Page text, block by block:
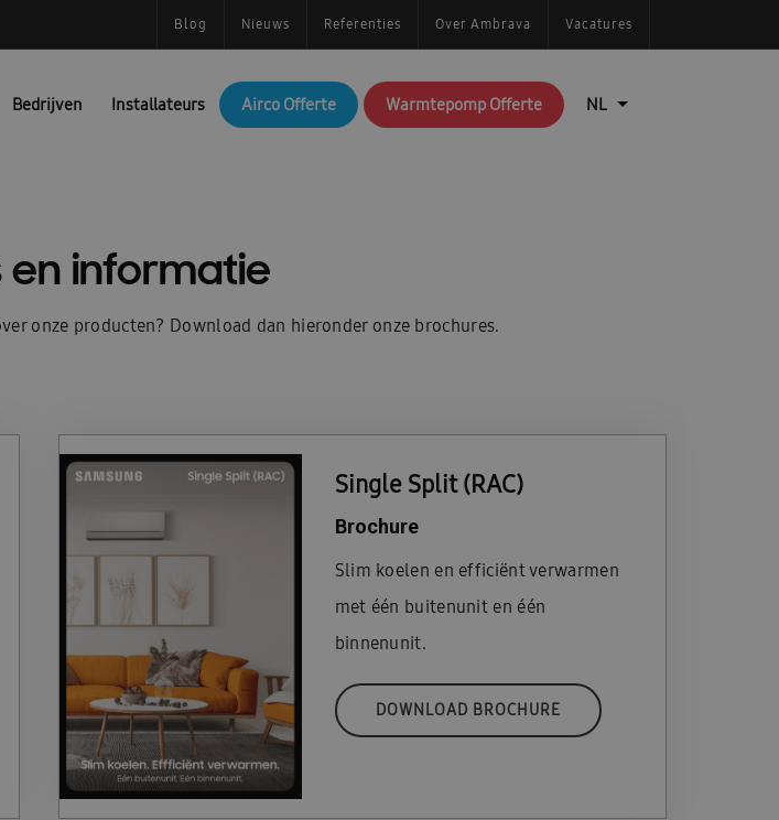
Blog Nieuws Referenties Over Ambrava Vacatures
Bedrijven Installateurs Airco Offerte Warmtepomp Offerte
en informatie
onze producten? Download dan hieronder onze brochures.
Single Split (RAC)
Brochure
Slim koelen en efficiënt verwarmen
met één buitenunit en één
binnenunit.
DOWNLOAD BROCHURE